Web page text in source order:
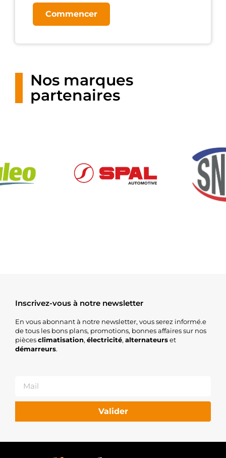
Commencer
Nos marques
partenaires
Inscrivez-vous à notre newsletter
En vous abonnant à notre newsletter, vous serez informé.e
de tous les bons plans, promotions, bonnes affaires sur nos
piècesclimatisation, électricité, alternateurset
démarreurs.
Valider